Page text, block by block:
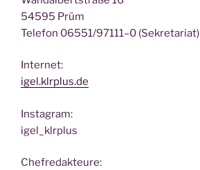
54595 Prüm
Tele­fon 06551/97111–0 (Sekre­ta­ri­at)
Inter­net:
igel.klrplus.de
Insta­gram:
igel_klrplus
Chef­re­dak­teu­re: